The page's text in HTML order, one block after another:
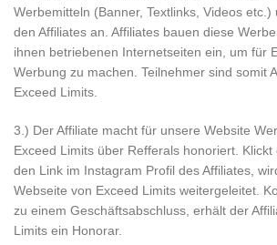
Werbemitteln (Banner, Textlinks, Videos etc.)
den Affiliates an. Affiliates bauen diese
ihnen betriebenen Internetseiten ein, um für
Werbung zu machen. Teilnehmer sind somit
Exceed Limits.
3.) Der Affiliate macht für unsere Website
Exceed Limits über Refferals honoriert.
den Link im Instagram Profil des Affiliates,
Webseite von Exceed Limits weitergeleitet.
zu einem Geschäftsabschluss, erhält der
Limits ein Honorar.